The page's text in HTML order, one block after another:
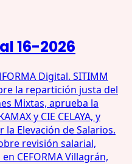
16-2026
Digital. SITIMM
la repartición justa del
Mixtas, aprueba la
y CIE CELAYA, y
la Elevación de Salarios.
revisión salarial,
CEFORMA Villagrán,